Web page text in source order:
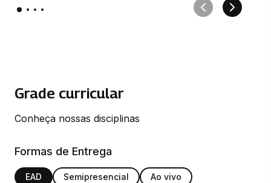
Grade curricular
Conheça nossas disciplinas
Formas de Entrega
EAD Semipresencial Ao vivo